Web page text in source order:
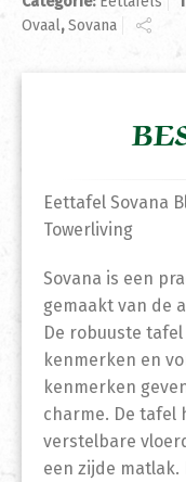
Ovaal,Sovana
Eettafel Sovana
Towerliving
Sovana is een
gemaakt van de
De robuuste
kenmerken en
kenmerken
charme. De tafel
verstelbare
een zijde